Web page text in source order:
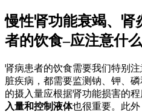
慢性肾功能衰竭、肾
者的饮食–应注意什
肾病患者的饮食需要我们特别
脏疾病，都需要监测钠、钾、
的摄入量应根据肾功能损害的
入量和控制液体也很重要。此